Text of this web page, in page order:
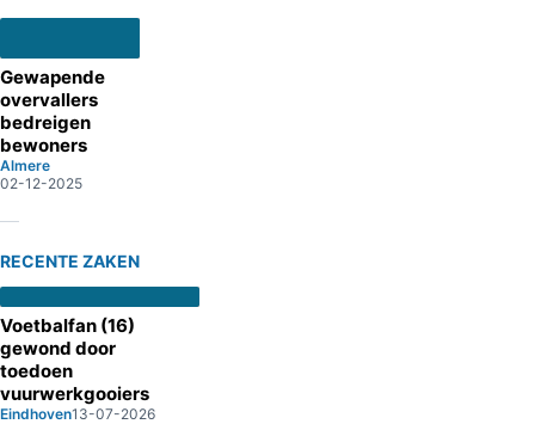
Gewapende
overvallers
bedreigen
bewoners
Almere
02-12-2025
RECENTE ZAKEN
Voetbalfan (16)
gewond door
toedoen
vuurwerkgooiers
Eindhoven13-07-2026